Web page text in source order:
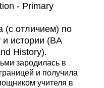
- Primary
(с отличием) по
и истории (BA
History).
зародилась в
и получила
учителя в